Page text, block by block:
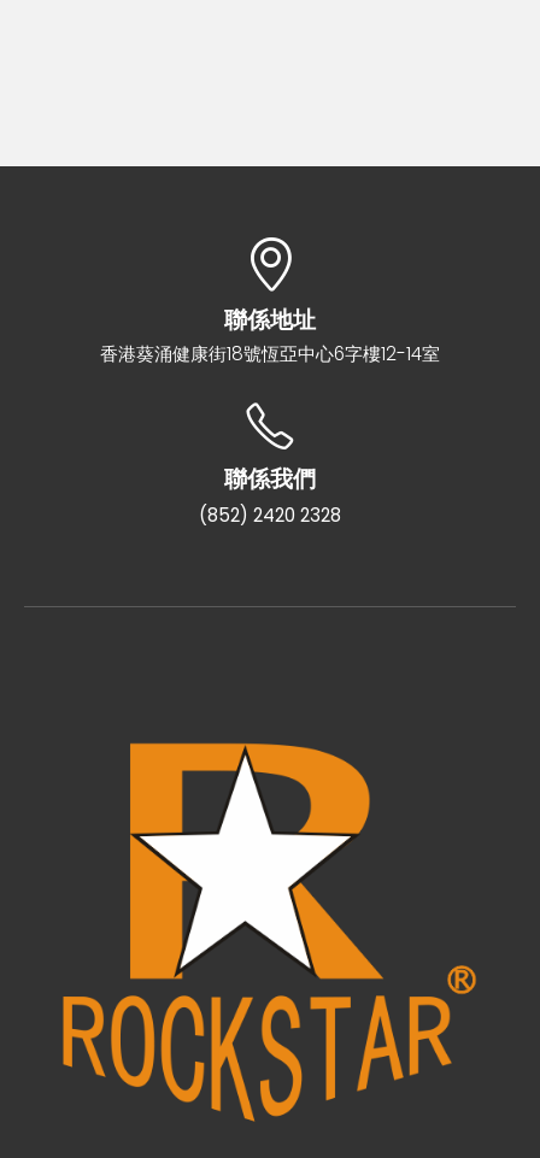
聯係地址
香港葵涌健康街18號恆亞中心6字樓12-14室
聯係我們
(852) 2420 2328